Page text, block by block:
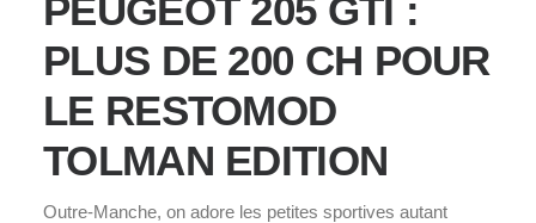
PEUGEOT 205 GTI :
PLUS DE 200 CH POUR
LE RESTOMOD
TOLMAN EDITION
Outre-Manche, on adore les petites sportives autant